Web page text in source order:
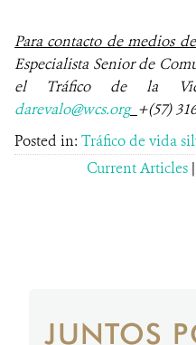
Para contacto de medios
Especialista Senior de
el Tráfico de la
darevalo@wcs.org +(57)
Posted in: Tráfico de vida
Current Articles |
JUNTOS